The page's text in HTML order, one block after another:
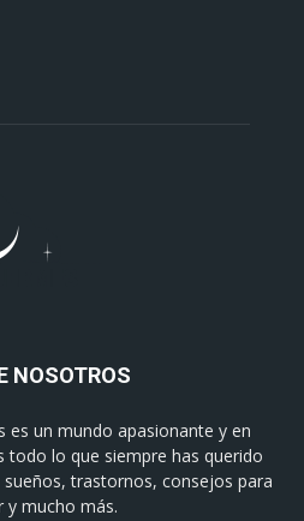
NOSOTROS
es un mundo apasionante y en
todo lo que siempre has querido
trastornos, consejos para
y mucho más.